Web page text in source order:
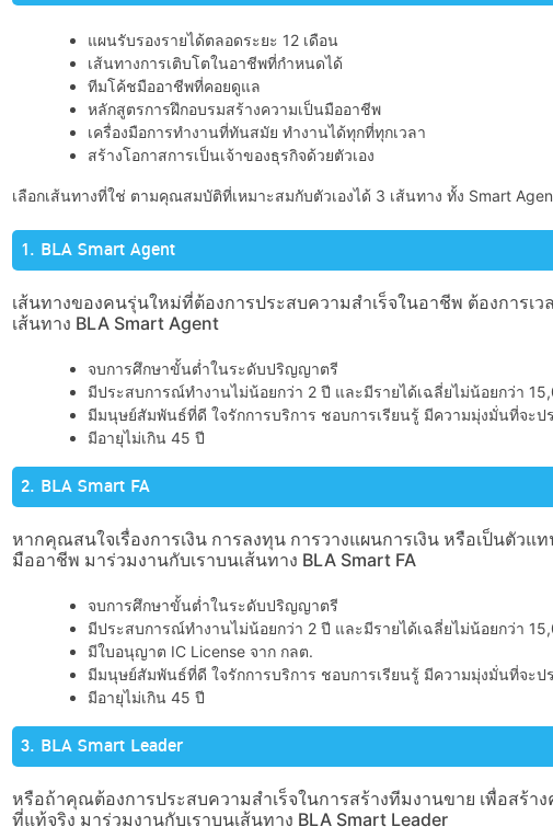
แผนรับรองรายได้ตลอดระยะ 12 เดือน
เส้นทางการเติบโตในอาชีพที่กำหนดได้
ทีมโค้ชมืออาชีพที่คอยดูแล
หลักสูตรการฝึกอบรมสร้างความเป็นมืออาชีพ
เครื่องมือการทำงานที่ทันสมัย ทำงานได้ทุกที่ทุกเวลา
สร้างโอกาสการเป็นเจ้าของธุรกิจด้วยตัวเอง
เลือกเส้นทางที่ใช่ ตามคุณสมบัติที่เหมาะสมกับตัวเองได้ 3 เส้นทาง ทั้ง Smart
1. BLA Smart Agent
เส้นทางของคนรุ่นใหม่ที่ต้องการประสบความสำเร็จในอาชีพ ต้องการเ
เส้นทาง BLA Smart Agent
จบการศึกษาขั้นต่ำในระดับปริญญาตรี
มีประสบการณ์ทำงานไม่น้อยกว่า 2 ปี และมีรายได้เฉลี่ยไม่น้อยกว่า
มีมนุษย์สัมพันธ์ที่ดี ใจรักการบริการ ชอบการเรียนรู้ มีความมุ่งมั่นที่จะป
มีอายุไม่เกิน 45 ปี
2. BLA Smart FA
หากคุณสนใจเรื่องการเงิน การลงทุน การวางแผนการเงิน หรือเป็นตัว
มืออาชีพ มาร่วมงานกับเราบนเส้นทาง BLA Smart FA
จบการศึกษาขั้นต่ำในระดับปริญญาตรี
มีประสบการณ์ทำงานไม่น้อยกว่า 2 ปี และมีรายได้เฉลี่ยไม่น้อยกว่า
มีใบอนุญาต IC License จาก กลต.
มีมนุษย์สัมพันธ์ที่ดี ใจรักการบริการ ชอบการเรียนรู้ มีความมุ่งมั่นที่จะป
มีอายุไม่เกิน 45 ปี
3. ​BLA Smart Leader
หรือถ้าคุณต้องการประสบความสำเร็จในการสร้างทีมงานขาย เพื่อสร้า
ที่แท้จริง มาร่วมงานกับเราบนเส้นทาง BLA Smart Leader